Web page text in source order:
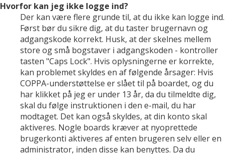
Hvorfor kan jeg ikke logge ind?
Der kan være flere grunde til, at du ikke kan logge ind.
Først bør du sikre dig, at du taster brugernavn og
adgangskode korrekt. Husk, at der skelnes mellem
store og små bogstaver i adgangskoden - kontroller
tasten "Caps Lock". Hvis oplysningerne er korrekte,
kan problemet skyldes en af følgende årsager: Hvis
COPPA-understøttelse er slået til på boardet, og du
har klikket på jeg er under 13 år, da du tilmeldte dig,
skal du følge instruktionen i den e-mail, du har
modtaget. Det kan også skyldes, at din konto skal
aktiveres. Nogle boards kræver at nyoprettede
brugerkonti aktiveres af enten brugeren selv eller en
administrator, inden disse kan benyttes. Da du